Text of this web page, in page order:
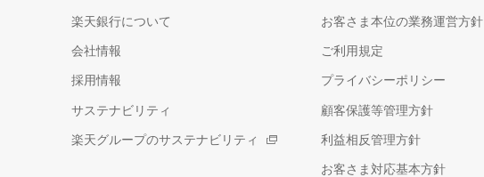
楽天銀行について
会社情報
採用情報
サステナビリティ
楽天グループのサステナビリティ
お客さま本位の業務運営方針
ご利用規定
プライバシーポリシー
顧客保護等管理方針
利益相反管理方針
お客さま対応基本方針